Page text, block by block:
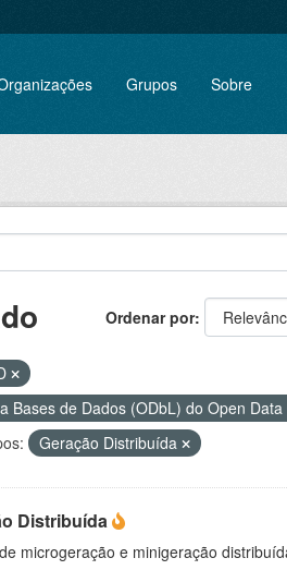
Grupos Sobre
Ordenar por
Bases de Dados (ODbL) do Open
Geração Distribuída
Distribuída
microgeração e minigeração